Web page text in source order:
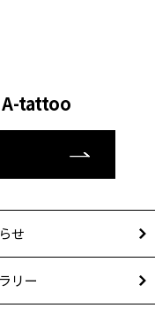
tattoo
せ
リー